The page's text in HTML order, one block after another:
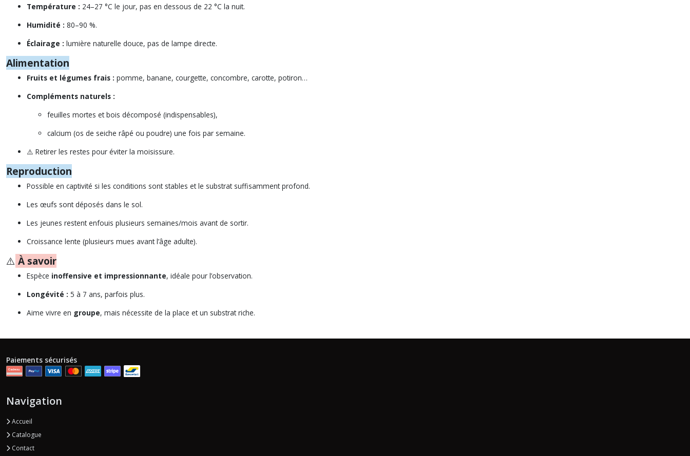
Température : 24–27 °C le jour, pas en dessous de 22 °C la nuit.
Humidité : 80–90 %.
Éclairage : lumière naturelle douce, pas de lampe directe.
Alimentation
Fruits et légumes frais : pomme, banane, courgette, concombre, carotte, potiron…
Compléments naturels :
feuilles mortes et bois décomposé (indispensables),
calcium (os de seiche râpé ou poudre) une fois par semaine.
⚠️ Retirer les restes pour éviter la moisissure.
Reproduction
Possible en captivité si les conditions sont stables et le substrat suffisamment profond.
Les œufs sont déposés dans le sol.
Les jeunes restent enfouis plusieurs semaines/mois avant de sortir.
Croissance lente (plusieurs mues avant l’âge adulte).
⚠️ À savoir
Espèce inoffensive et impressionnante, idéale pour l’observation.
Longévité : 5 à 7 ans, parfois plus.
Aime vivre en groupe, mais nécessite de la place et un substrat riche.
Paiements sécurisés
Navigation
Accueil
Catalogue
Contact